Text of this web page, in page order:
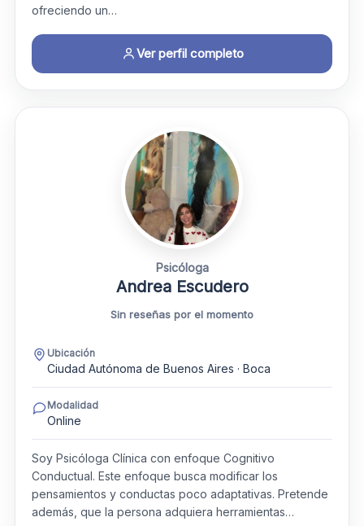
ofreciendo un…
Ver perfil completo
Psicóloga
Andrea Escudero
Sin reseñas por el momento
Ubicación
Ciudad Autónoma de Buenos Aires · Boca
Modalidad
Online
Soy Psicóloga Clínica con enfoque Cognitivo
Conductual. Este enfoque busca modificar los
pensamientos y conductas poco adaptativas. Pretende
además, que la persona adquiera herramientas…